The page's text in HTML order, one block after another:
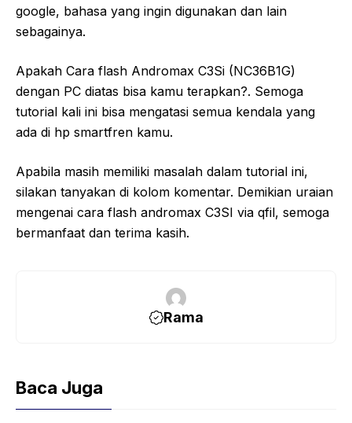
google, bahasa yang ingin digunakan dan lain
sebagainya.
Apakah Cara flash Andromax C3Si (NC36B1G)
dengan PC diatas bisa kamu terapkan?. Semoga
tutorial kali ini bisa mengatasi semua kendala yang
ada di hp smartfren kamu.
Apabila masih memiliki masalah dalam tutorial ini,
silakan tanyakan di kolom komentar. Demikian uraian
mengenai cara flash andromax C3SI via qfil, semoga
bermanfaat dan terima kasih.
Rama
Baca Juga